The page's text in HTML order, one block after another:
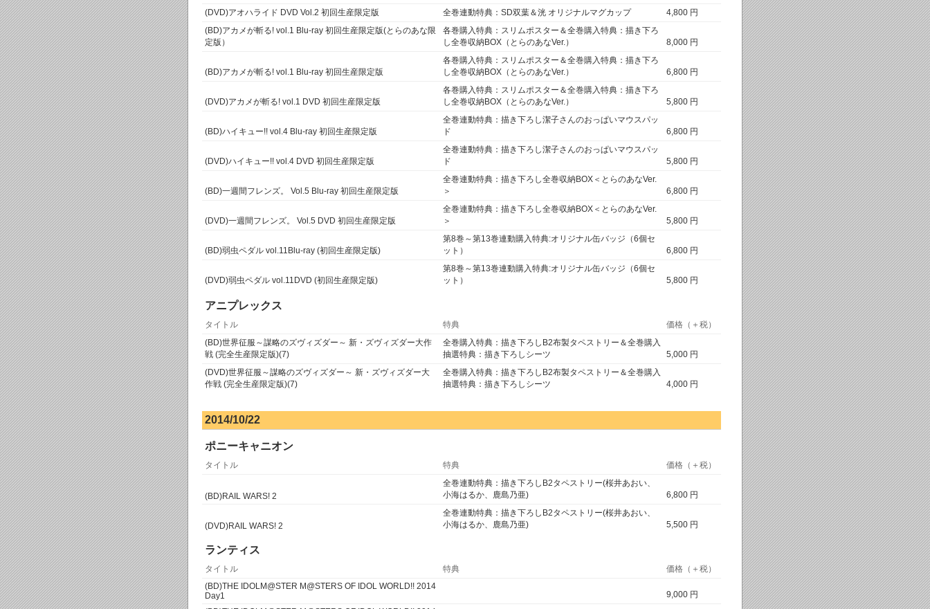
(DVD)アオハライド DVD Vol.2 初回生産限定版
全巻連動特典：SD双葉＆洸 オリジナルマグカップ
4,800 円
(BD)アカメが斬る! vol.1 Blu-ray 初回生産限定版(とらのあな限
定版）
各巻購入特典：スリムポスター＆全巻購入特典：描き下ろ
し全巻収納BOX（とらのあなVer.）
8,000 円
(BD)アカメが斬る! vol.1 Blu-ray 初回生産限定版
各巻購入特典：スリムポスター＆全巻購入特典：描き下ろ
し全巻収納BOX（とらのあなVer.）
6,800 円
(DVD)アカメが斬る! vol.1 DVD 初回生産限定版
各巻購入特典：スリムポスター＆全巻購入特典：描き下ろ
し全巻収納BOX（とらのあなVer.）
5,800 円
(BD)ハイキュー!! vol.4 Blu-ray 初回生産限定版
全巻連動特典：描き下ろし潔子さんのおっぱいマウスパッ
ド
6,800 円
(DVD)ハイキュー!! vol.4 DVD 初回生産限定版
全巻連動特典：描き下ろし潔子さんのおっぱいマウスパッ
ド
5,800 円
(BD)一週間フレンズ。 Vol.5 Blu-ray 初回生産限定版
全巻連動特典：描き下ろし全巻収納BOX＜とらのあなVer.
＞
6,800 円
(DVD)一週間フレンズ。 Vol.5 DVD 初回生産限定版
全巻連動特典：描き下ろし全巻収納BOX＜とらのあなVer.
＞
5,800 円
(BD)弱虫ペダル vol.11Blu-ray (初回生産限定版)
第8巻～第13巻連動購入特典:オリジナル缶バッジ（6個セ
ット）
6,800 円
(DVD)弱虫ペダル vol.11DVD (初回生産限定版)
第8巻～第13巻連動購入特典:オリジナル缶バッジ（6個セ
ット）
5,800 円
アニプレックス
タイトル 特典
価格（＋税）
(BD)世界征服～謀略のズヴィズダー～ 新・ズヴィズダー大作
戦 (完全生産限定版)(7)
全巻購入特典：描き下ろしB2布製タペストリー＆全巻購入
抽選特典：描き下ろしシーツ
5,000 円
(DVD)世界征服～謀略のズヴィズダー～ 新・ズヴィズダー大
作戦 (完全生産限定版)(7)
全巻購入特典：描き下ろしB2布製タペストリー＆全巻購入
抽選特典：描き下ろしシーツ
4,000 円
2014/10/22
ポニーキャニオン
タイトル 特典 価格（＋税）
(BD)RAIL WARS! 2
全巻連動特典：描き下ろしB2タペストリー(桜井あおい、
小海はるか、鹿島乃亜)
6,800 円
(DVD)RAIL WARS! 2
全巻連動特典：描き下ろしB2タペストリー(桜井あおい、
小海はるか、鹿島乃亜)
5,500 円
ランティス
タイトル 特典
価格（＋税）
(BD)THE IDOLM@STER M@STERS OF IDOL WORLD!! 2014
Day1
9,000 円